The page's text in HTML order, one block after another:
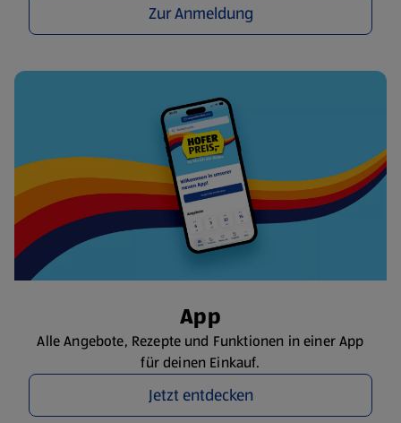
Zur Anmeldung
App
Alle Angebote, Rezepte und Funktionen in einer App
für deinen Einkauf.
Jetzt entdecken